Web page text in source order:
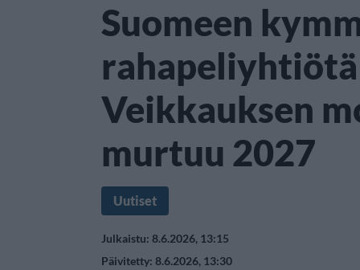
Suomeen
rahapeliyhtiötä
Veikkauksen
murtuu 2027
Uutiset
Julkaistu: 8.6.2026, 13:15
Päivitetty: 8.6.2026, 13:30